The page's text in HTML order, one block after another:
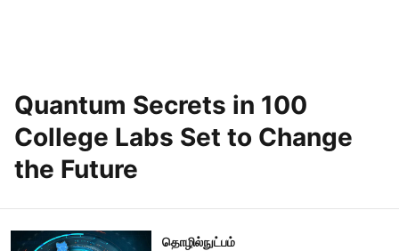
Quantum Secrets in 100
College Labs Set to Change
the Future
தொழில்நுட்பம்